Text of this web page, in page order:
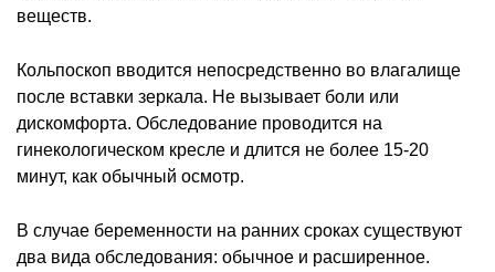
веществ.
Кольпоскоп вводится непосредственно во влагалище
после вставки зеркала. Не вызывает боли или
дискомфорта. Обследование проводится на
гинекологическом кресле и длится не более 15-20
минут, как обычный осмотр.
В случае беременности на ранних сроках существуют
два вида обследования: обычное и расширенное.